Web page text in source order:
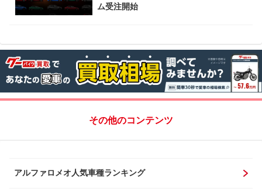
ム受注開始
その他のコンテンツ
アルファロメオ人気車種ランキング